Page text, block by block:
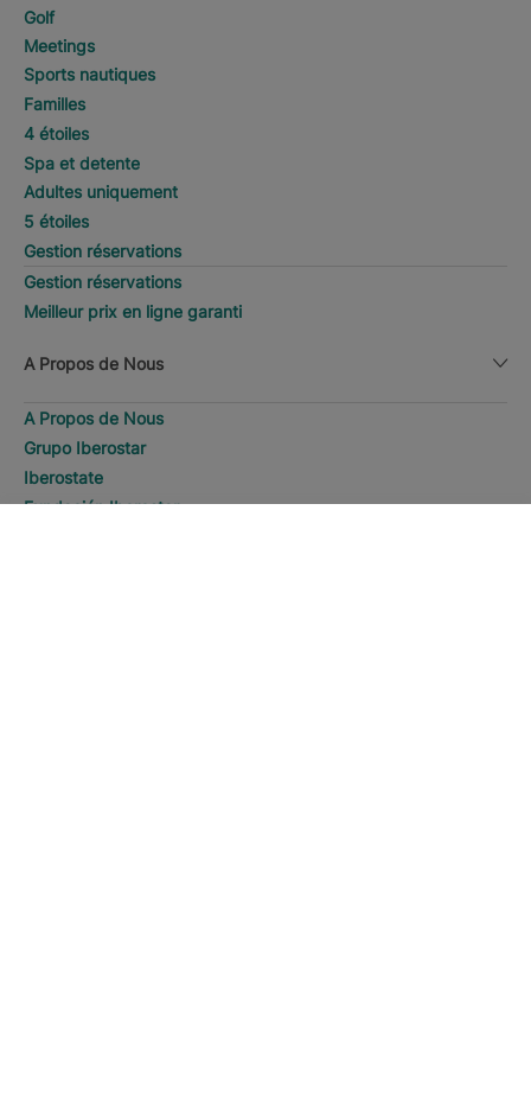
Golf
Meetings
Sports nautiques
Familles
4 étoiles
Spa et detente
Adultes uniquement
5 étoiles
Gestion réservations
Gestion réservations
Meilleur prix en ligne garanti
A Propos de Nous
A Propos de Nous
Grupo Iberostar
Iberostate
Fundación Iberostar